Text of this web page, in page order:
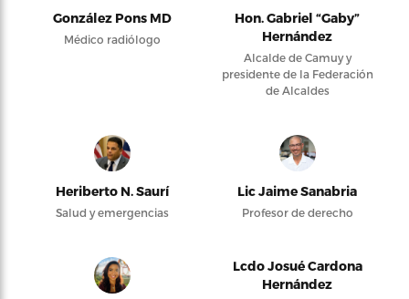
González Pons MD
Médico radiólogo
Hon. Gabriel “Gaby”
Hernández
Alcalde de Camuy y
presidente de la Federación
de Alcaldes
Heriberto N. Saurí
Salud y emergencias
Lic Jaime Sanabria
Profesor de derecho
Lcdo Josué Cardona
Hernández